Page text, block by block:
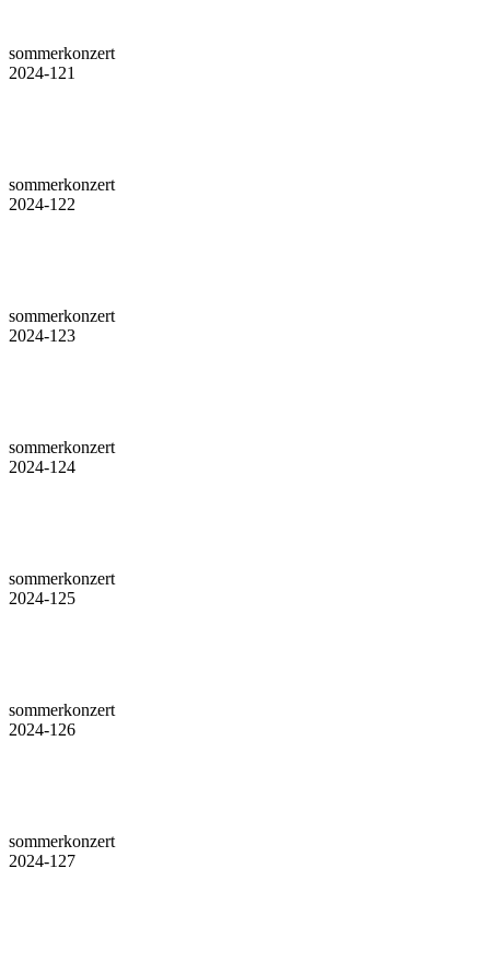
sommerkonzert
2024-121
sommerkonzert
2024-122
sommerkonzert
2024-123
sommerkonzert
2024-124
sommerkonzert
2024-125
sommerkonzert
2024-126
sommerkonzert
2024-127